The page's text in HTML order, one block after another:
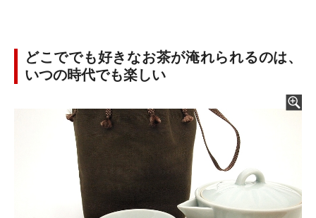
どこででも好きなお茶が淹れられるのは、
いつの時代でも楽しい